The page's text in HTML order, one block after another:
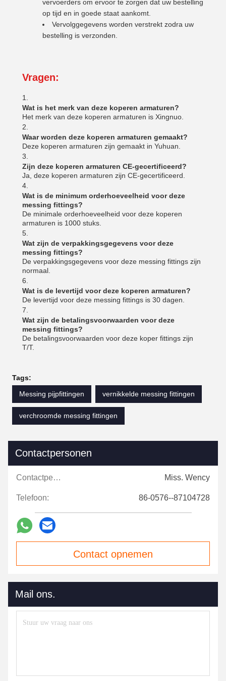
vervoerders om ervoor te zorgen dat uw bestelling
op tijd en in goede staat aankomt.
Vervolggegevens worden verstrekt zodra uw
bestelling is verzonden.
Vragen:
Wat is het merk van deze koperen armaturen?
Het merk van deze koperen armaturen is Xingnuo.
Waar worden deze koperen armaturen gemaakt?
Deze koperen armaturen zijn gemaakt in Yuhuan.
Zijn deze koperen armaturen CE-gecertificeerd?
Ja, deze koperen armaturen zijn CE-gecertificeerd.
Wat is de minimum orderhoeveelheid voor deze
messing fittings?
De minimale orderhoeveelheid voor deze koperen
armaturen is 1000 stuks.
Wat zijn de verpakkingsgegevens voor deze
messing fittings?
De verpakkingsgegevens voor deze messing fittings zijn
normaal.
Wat is de levertijd voor deze koperen armaturen?
De levertijd voor deze messing fittings is 30 dagen.
Wat zijn de betalingsvoorwaarden voor deze
messing fittings?
De betalingsvoorwaarden voor deze koper fittings zijn
T/T.
Tags:
Messing pijpfittingen
vernikkelde messing fittingen
verchroomde messing fittingen
Contactpersonen
Contactpersonen: Miss. Wency
Telefoon: 86-0576--87104728
Contact opnemen
Mail ons.